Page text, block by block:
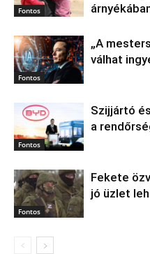
Fontos
Fontos
„A
válhat
Fontos
Szijjártó
a
Fontos
Fekete
jó üzlet